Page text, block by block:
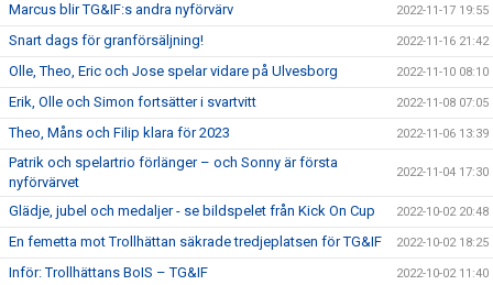
Marcus blir TG&IF:s andra nyförvärv 2022-11-17 19:55
Snart dags för granförsäljning! 2022-11-16 21:42
Olle, Theo, Eric och Jose spelar vidare på Ulvesborg 2022-11-10 08:10
Erik, Olle och Simon fortsätter i svartvitt 2022-11-08 07:05
Theo, Måns och Filip klara för 2023 2022-11-06 13:39
Patrik och spelartrio förlänger – och Sonny är första
nyförvärvet
2022-11-04 17:30
Glädje, jubel och medaljer - se bildspelet från Kick On Cup 2022-10-02 20:48
En femetta mot Trollhättan säkrade tredjeplatsen för TG&IF 2022-10-02 18:25
Inför: Trollhättans BoIS – TG&IF 2022-10-02 11:40